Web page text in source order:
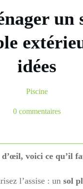
un
idées
Piscine
0commentaires
voici ce qu’il
l’assise : un sol